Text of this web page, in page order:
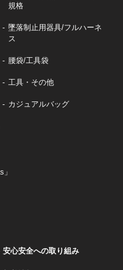
規格
墜落制止用器具/フルハーネ
ス
腰袋/工具袋
工具・その他
カジュアルバッグ
安心安全への取り組み